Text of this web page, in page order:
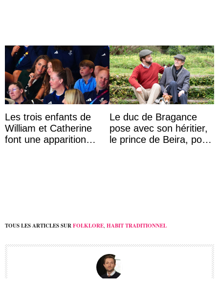
Les trois enfants de
William et Catherine
font une apparition
Le duc de Bragance
pose avec son héritier,
le prince de Beira, pour
TOUS LES ARTICLES SURFOLKLORE HABIT TRADITIONNEL